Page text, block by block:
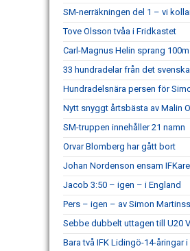
SM-nerräkningen del 1 – vi
Tove Olsson tvåa i Fridkastet
Carl-Magnus Helin sprang 100m
33 hundradelar från det
Hundradelsnära persen för
Nytt snyggt årtsbästa av Malin
SM-truppen innehåller 21 namn
Orvar Blomberg har gått bort
Johan Nordenson ensam
Jacob 3:50 – igen – i England
Pers – igen – av Simon
Sebbe dubbelt uttagen till U20
Bara två IFK Lidingö-14-åringar